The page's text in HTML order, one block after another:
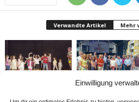
Einwilligung
Verwandte Artikel Mehr
Festivali yapıldı
Yabancılar Haftası